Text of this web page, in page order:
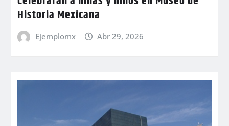
Historia Mexicana
Ejemplomx Abr 29, 2026